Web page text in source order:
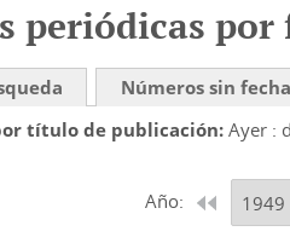
periódicas por
Números sin fecha
título de publicación Ayer :
Año: